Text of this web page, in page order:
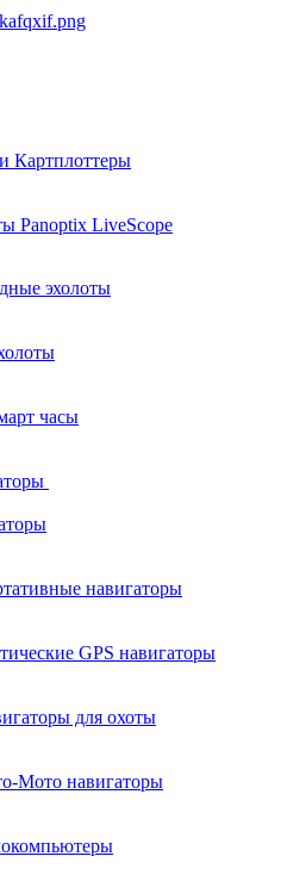
Картплоттеры
Panoptix LiveScope
эхолоты
часы
навигаторы
GPS навигаторы
для охоты
Мото навигаторы